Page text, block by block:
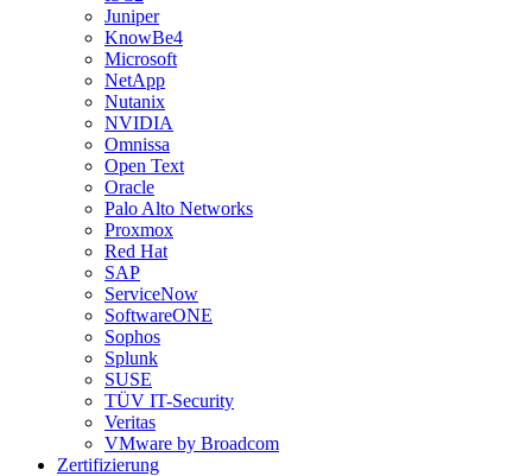
Juniper
KnowBe4
Microsoft
NetApp
Nutanix
NVIDIA
Omnissa
Open Text
Oracle
Palo Alto Networks
Proxmox
Red Hat
SAP
ServiceNow
SoftwareONE
Sophos
Splunk
SUSE
TÜV IT-Security
Veritas
VMware by Broadcom
Zertifizierung